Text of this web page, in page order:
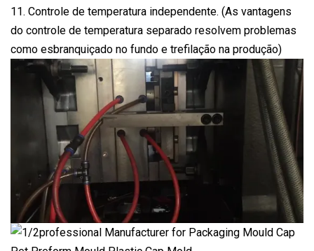
11. Controle de temperatura independente. (As vantagens
do controle de temperatura separado resolvem problemas
como esbranquiçado no fundo e trefilação na produção)